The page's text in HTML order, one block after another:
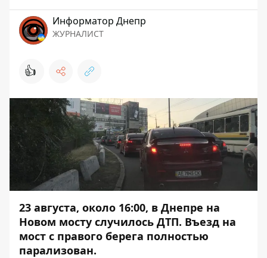
Информатор Днепр
ЖУРНАЛИСТ
👍
23 августа, около 16:00, в Днепре на
Новом мосту случилось ДТП. Въезд на
мост с правого берега полностью
парализован.